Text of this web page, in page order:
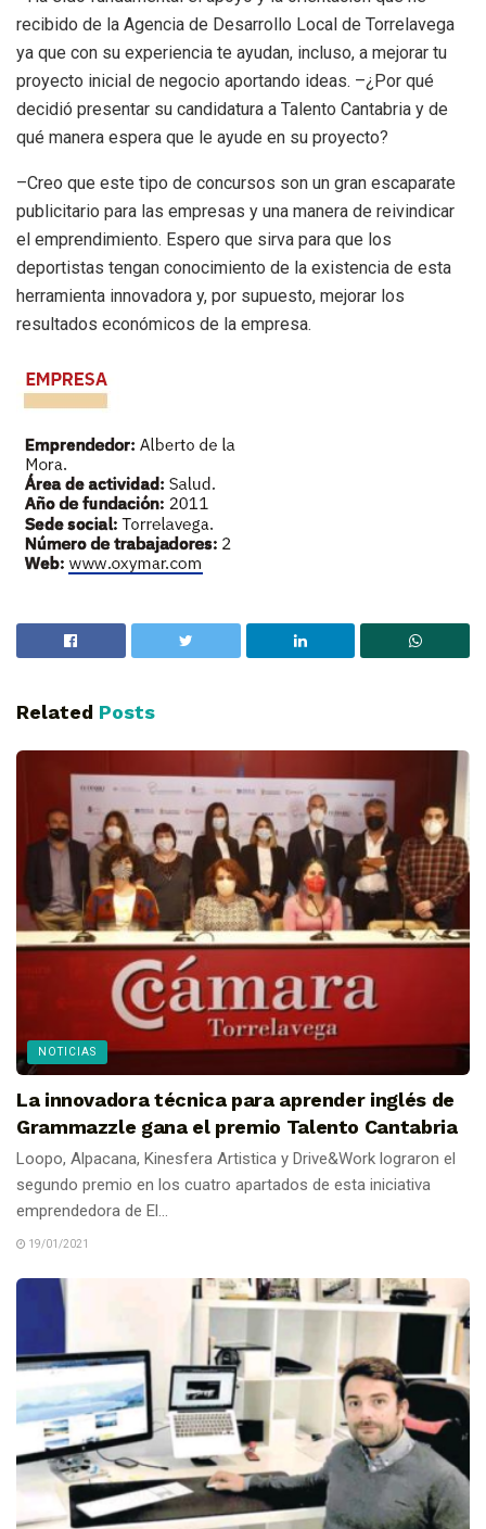
recibido de la Agencia de Desarrollo Local de Torrelavega
ya que con su experiencia te ayudan, incluso, a mejorar tu
proyecto inicial de negocio aportando ideas. –¿Por qué
decidió presentar su candidatura a Talento Cantabria y de
qué manera espera que le ayude en su proyecto?
–Creo que este tipo de concursos son un gran escaparate
publicitario para las empresas y una manera de reivindicar
el emprendimiento. Espero que sirva para que los
deportistas tengan conocimiento de la existencia de esta
herramienta innovadora y, por supuesto, mejorar los
resultados económicos de la empresa.
Related Posts
NOTICIAS
La innovadora técnica para aprender inglés de
Grammazzle gana el premio Talento Cantabria
Loopo, Alpacana, Kinesfera Artistica y Drive&Work lograron el
segundo premio en los cuatro apartados de esta iniciativa
emprendedora de El...
19/01/2021